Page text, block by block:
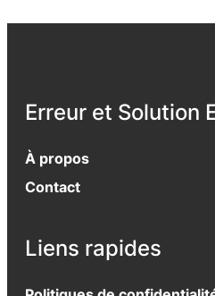
Erreur et Solution
À propos
Contact
Liens rapides